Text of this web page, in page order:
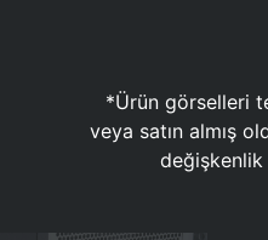
*Ürün görselleri
veya satın almış